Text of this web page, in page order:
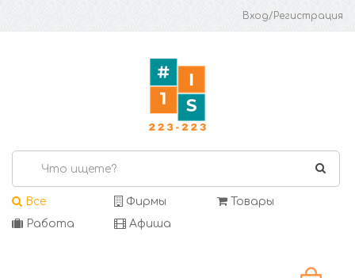
Вход/Регистрация
Все Фирмы
Товары
Работа
Афиша